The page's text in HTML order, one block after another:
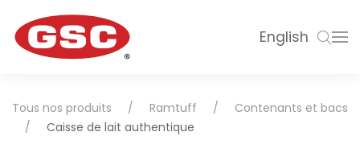
English
Tous nos produits Ramtuff
Contenants et bacs
Caisse de lait authentique